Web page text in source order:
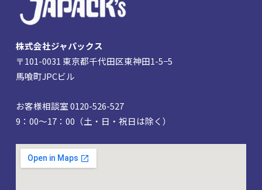
株式会社ジャパックス
〒101-0031 東京都千代田区東神田1-5−5
馬喰町JPCビル
お客様相談室 0120-526-527
9：00～17：00（土・日・祝日は除く）